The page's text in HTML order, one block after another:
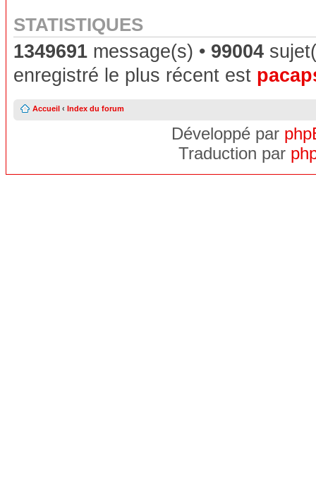
STATISTIQUES
1349691 message(s) • 99004
enregistré le plus récent est
Accueil ‹ Index du forum
Développé par
Traduction par